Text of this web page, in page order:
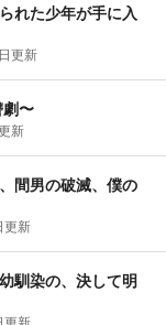
れた少年が手に入
更新
〜
新
間男の破滅、僕の
更新
馴染の、決して明